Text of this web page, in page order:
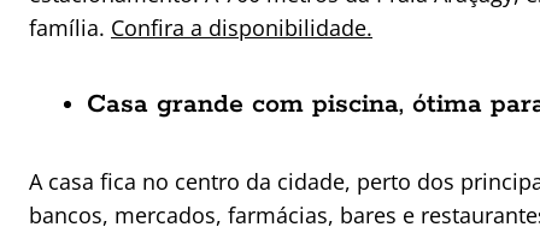
família. Confira a disponibilidade.
Casa grande com piscina, ótima
A casa fica no centro da cidade, perto dos
bancos, mercados, farmácias, bares e